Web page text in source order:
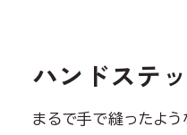
ハンドステ
まるで手で縫ったよ